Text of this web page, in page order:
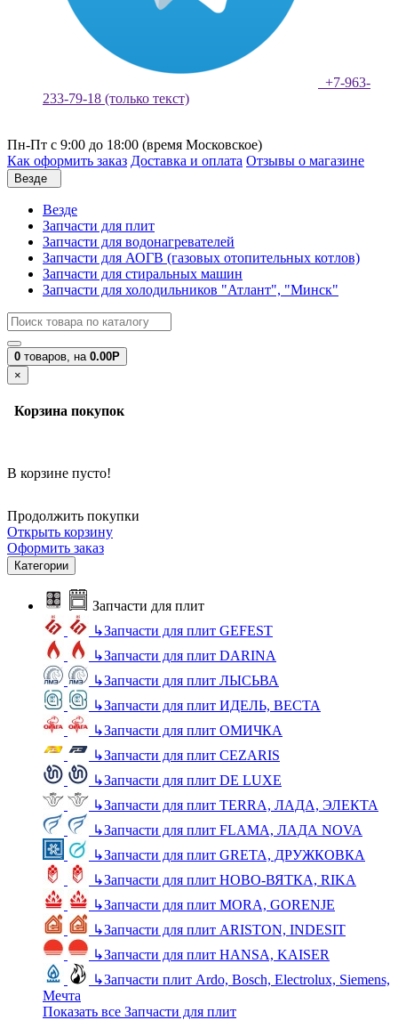
+7-963-
233-79-18 (только текст)
Пн-Пт с 9:00 до 18:00 (время Московское)
Как оформить заказ Доставка и оплата Отзывы о магазине
Везде
Везде
Запчасти для плит
Запчасти для водонагревателей
Запчасти для АОГВ (газовых отопительных котлов)
Запчасти для стиральных машин
Запчасти для холодильников "Атлант", "Минск"
0 товаров, на 0.00Р
×
Корзина покупок
В корзине пусто!
Продолжить покупки
Открыть корзину
Оформить заказ
Категории
Запчасти для плит
↳Запчасти для плит GEFEST
↳Запчасти для плит DARINA
↳Запчасти для плит ЛЫСЬВА
↳Запчасти для плит ИДЕЛЬ, ВЕСТА
↳Запчасти для плит ОМИЧКА
↳Запчасти для плит CEZARIS
↳Запчасти для плит DE LUXE
↳Запчасти для плит TERRA, ЛАДА, ЭЛЕКТА
↳Запчасти для плит FLAMA, ЛАДА NOVA
↳Запчасти для плит GRETA, ДРУЖКОВКА
↳Запчасти для плит НОВО-ВЯТКА, RIKA
↳Запчасти для плит MORA, GORENJE
↳Запчасти для плит ARISTON, INDESIT
↳Запчасти для плит HANSA, KAISER
↳Запчасти плит Ardo, Bosch, Electrolux, Siemens,
Мечта
Показать все Запчасти для плит